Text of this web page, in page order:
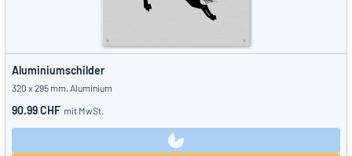
Aluminiumschilder
320 x 295 mm, Aluminium
90.99 CHF mit MwSt.